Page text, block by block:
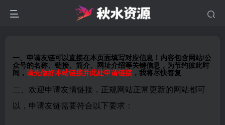
一、申请友链可以直接在本页面填写对应信息！内容包含网站/公
众号的名称、链接、简介、网址介绍等关键信息，为节约彼此时
间， 请先做好本站链接并此处申请链接 ，我将尽快答复
二、欢迎申请友情链接，正规网站正常更新的网站都可
以，申请友链需要符合以下要求：